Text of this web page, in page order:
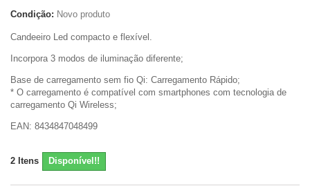
Condição: Novo produto
Candeeiro Led compacto e flexível.
Incorpora 3 modos de iluminação diferente;
Base de carregamento sem fio Qi: Carregamento Rápido;
* O carregamento é compatível com smartphones com tecnologia de
carregamento Qi Wireless;
EAN: 8434847048499
2 Itens Disponível!!